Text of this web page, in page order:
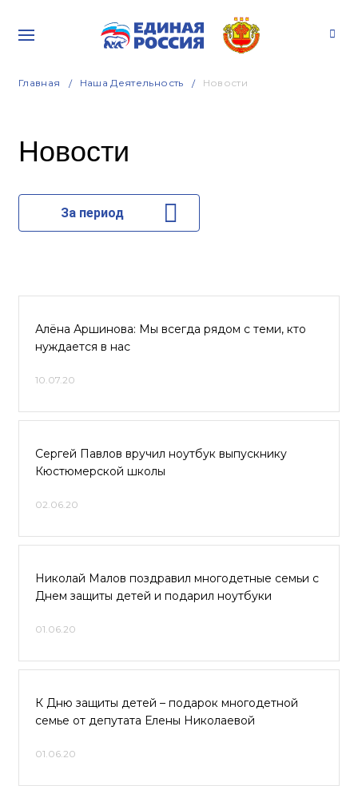
Главная Наша Деятельность Новости
Новости
За период
Алёна Аршинова: Мы всегда рядом с теми, кто
нуждается в нас
10.07.20
Сергей Павлов вручил ноутбук выпускнику
Кюстюмерской школы
02.06.20
Николай Малов поздравил многодетные семьи с
Днем защиты детей и подарил ноутбуки
01.06.20
К Дню защиты детей – подарок многодетной
семье от депутата Елены Николаевой
01.06.20